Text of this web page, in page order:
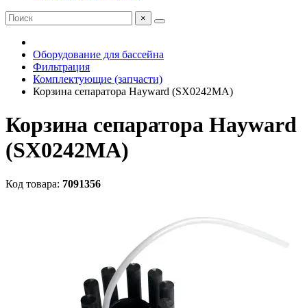
×
Оборудование для бассейна
Фильтрация
Комплектующие (запчасти)
Корзина сепаратора Hayward (SX0242MA)
Корзина сепаратора Hayward
(SX0242MA)
Код товара: 7091356